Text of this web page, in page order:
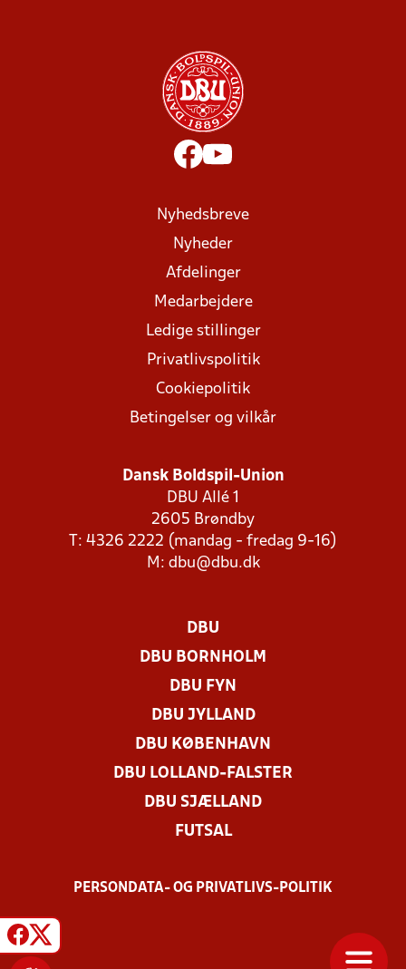
Nyhedsbreve
Nyheder
Afdelinger
Medarbejdere
Ledige stillinger
Privatlivspolitik
Cookiepolitik
Betingelser og vilkår
Dansk Boldspil-Union
DBU Allé 1
2605 Brøndby
T: 4326 2222 (mandag - fredag 9-16)
M: dbu@dbu.dk
DBU
DBU BORNHOLM
DBU FYN
DBU JYLLAND
DBU KØBENHAVN
DBU LOLLAND-FALSTER
DBU SJÆLLAND
FUTSAL
PERSONDATA- OG PRIVATLIVS-POLITIK